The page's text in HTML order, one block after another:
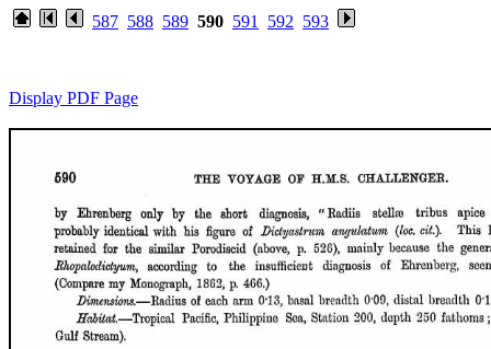
587 588 589 590 591 592 593
Display PDF Page